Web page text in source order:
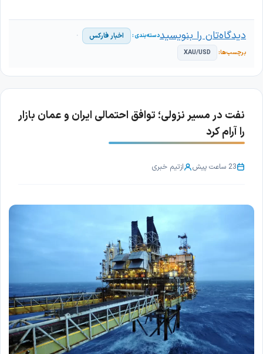
اخبار فارکس
XAU/USD
دیدگاه‌تان را بنویسید
نفت در مسیر نزولی؛ توافق احتمالی ایران و عمان بازار
را آرام کرد
23 ساعت پیش ازتیم خبری